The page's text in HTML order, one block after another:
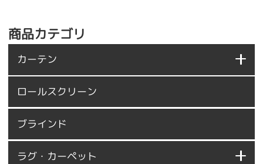
商品カテゴリ
カーテン
ロールスクリーン
ブラインド
ラグ・カーペット